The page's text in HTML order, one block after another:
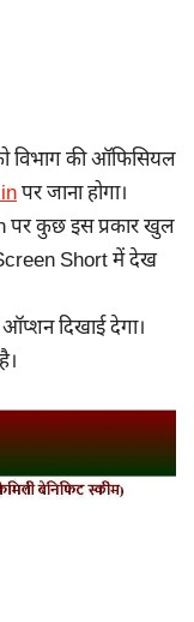
की ऑफिसियल
पर जाना होगा।
कुछ इस प्रकार खुल
Short में देख
दिखाई देगा।